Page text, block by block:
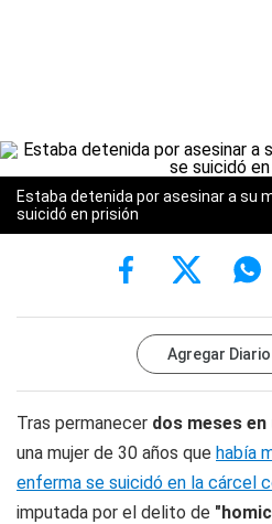
Estaba detenida por asesinar a su
suicidó en prisión
Agregar Diario
Tras permanecer dos meses
una mujer de 30 años que había
enferma se suicidó en la cárcel
imputada por el delito de